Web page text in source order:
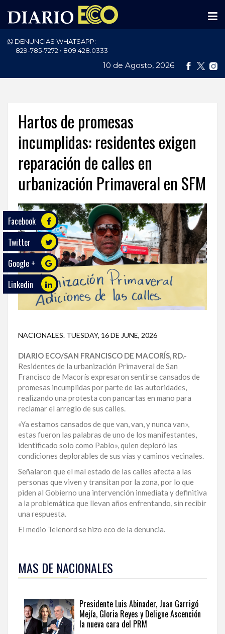
DENUNCIAS WHATSAPP:
829-785-7272 • 809.428.0333
10 de Agosto, 2026
PORTADA
ECONOMÍA
ENTRETENIMIENTO
SALUD
TECNOLOGÍA
ECO
PLAY
TRABAJOS
DE
INVESTIGACIÓN
NACIONAL
SANTO
DOMINGO
SANTIAGO
SAN
JUAN
ALTAGRACIA
PUERTO
PLATA
CONTÁCTENOS
Hartos de promesas
incumplidas: residentes exigen
reparación de calles en
urbanización Primaveral en SFM
Facebook
Twitter
Google +
Linkedin
NACIONALES. TUESDAY, 16 DE JUNE, 2026
DIARIO ECO/SAN FRANCISCO DE MACORÍS, RD.-
Residentes de la urbanización Primaveral de San
Francisco de Macorís expresaron sentirse cansados de
promesas incumplidas por parte de las autoridades,
realizando una protesta con pancartas en mano para
reclamar el arreglo de sus calles.
«Ya estamos cansados de que van, van, y nunca van»,
estas fueron las palabras de uno de los manifestantes,
identificado solo como Pablo», quien deploró las
condiciones deplorables de sus vías y caminos vecinales.
Señalaron que el mal estado de las calles afecta a las
personas que viven y transitan por la zona, por lo que
piden al Gobierno una intervención inmediata y definitiva
a la problemática que llevan años enfrentando, sin recibir
una respuesta.
El medio Telenord se hizo eco de la denuncia.
esta
información
seguir
actualidad
del
MAS DE NACIONALES
Presidente Luis Abinader, Juan Garrigó
Mejía, Gloria Reyes y Deligne Ascención
la nueva cara del PRM